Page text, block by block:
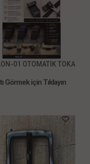
01 OTOMATİK TOKA
Görmek için Tıklayın